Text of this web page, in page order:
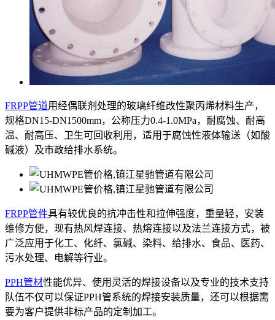
FRPP管道用经偶联剂处理的玻璃纤维改性聚丙烯材料生产，
规格DN15-DN1500mm，公称压力0.4-1.0MPa，耐腐蚀、耐高
温、耐高压、卫生可回收利用，适用于腐蚀性液体输送（如酸
碱液）及市政给排水系统。
FRPP管件具有较优良的抗冲击性和拉伸强度，重量轻，安装
维修方便，现有热风焊连接、热熔连接以及法兰连接方式，被
广泛应用于化工、化纤、氯碱、染料、给排水、食品、医药、
污水处理、电解等行业。
PPH管材性能优异、使用灵活的焊接设备以及专业的技术支持
队伍不仅可以保证PPH管系统的焊接安装质量，还可以根据需
要为客户提供非标产品的定制加工。